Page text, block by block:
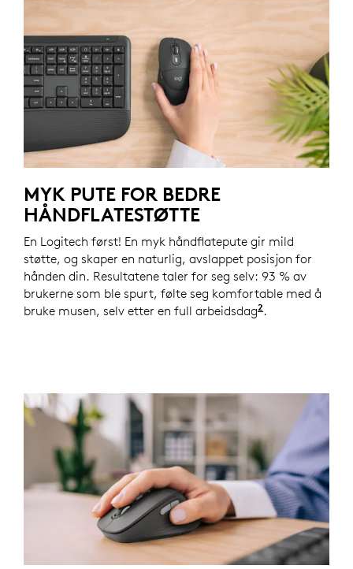
MYK PUTE FOR BEDRE
HÅNDFLATESTØTTE
En Logitech først! En myk håndflatepute gir mild
støtte, og skaper en naturlig, avslappet posisjon for
hånden din. Resultatene taler for seg selv: 93 % av
brukerne som ble spurt, følte seg komfortable med å
bruke musen, selv etter en full arbeidsdag2 Basert på en
.